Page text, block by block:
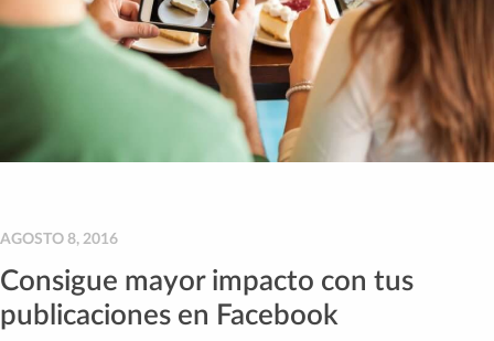
AGOSTO 8, 2016
Consigue mayor impacto con tus
publicaciones en Facebook